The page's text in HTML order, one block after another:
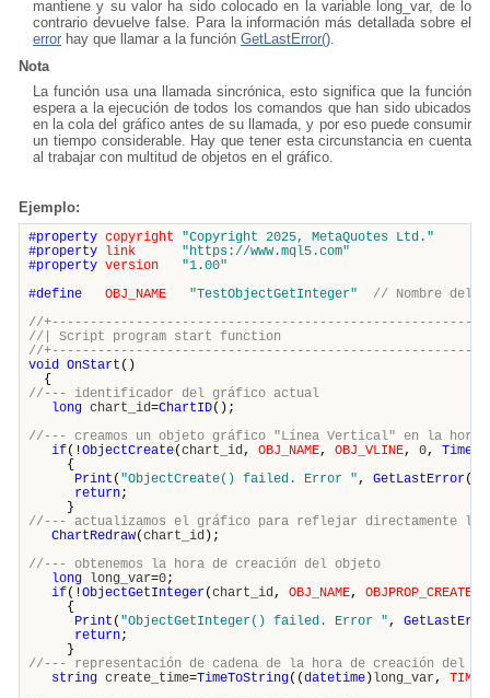
mantiene y su valor ha sido colocado en la variable long_var, de lo
contrario devuelve false. Para la información más detallada sobre el
error hay que llamar a la función GetLastError().
Nota
La función usa una llamada sincrónica, esto significa que la función
espera a la ejecución de todos los comandos que han sido ubicados
en la cola del gráfico antes de su llamada, y por eso puede consumir
un tiempo considerable. Hay que tener esta circunstancia en cuenta
al trabajar con multitud de objetos en el gráfico.
Ejemplo:
#property copyright
"Copyright 2025, MetaQuotes Ltd."
#property
link
"https://www.mql5.com"
#property version
"1.00"
#define
OBJ_NAME "TestObjectGetInteger"
// Nombre del
//
//| Script program start
//
void OnStart ()
{
//--- identificador del gráfico actual
long chart_id=ChartID();
//--- creamos un objeto gráfico "Línea Vertical" en la hora
if(!ObjectCreate(chart_id, OBJ_NAME, OBJ_VLINE, 0,
{
Print ( "ObjectCreate() failed. Error ", GetLastError
return;
}
//--- actualizamos el gráfico para reflejar directamente los
ChartRedraw(chart_id );
//--- obtenemos la hora de creación del objeto
long
long_var=0;
if(!ObjectGetInteger(chart_id, OBJ_NAME,
{
Print ( "ObjectGetInteger() failed. Error ",
return;
}
//--- representación de cadena de la hora de creación del
string create_time=TimeToString((datetime ) long_var,